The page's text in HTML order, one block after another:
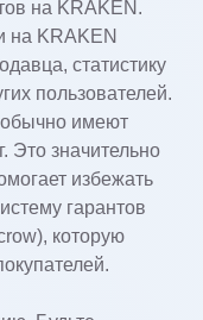
на KRAKEN.
на KRAKEN
статистику
пользователей.
имеют
Это значительно
избежать
гарантов
которую